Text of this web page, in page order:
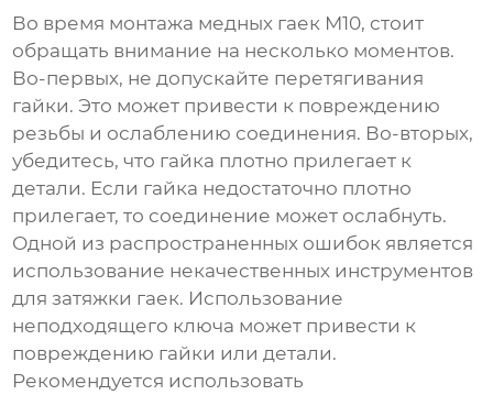
Во время монтажа медных гаек М10, стоит
обращать внимание на несколько моментов.
Во-первых, не допускайте перетягивания
гайки. Это может привести к повреждению
резьбы и ослаблению соединения. Во-вторых,
убедитесь, что гайка плотно прилегает к
детали. Если гайка недостаточно плотно
прилегает, то соединение может ослабнуть.
Одной из распространенных ошибок является
использование некачественных инструментов
для затяжки гаек. Использование
неподходящего ключа может привести к
повреждению гайки или детали.
Рекомендуется использовать